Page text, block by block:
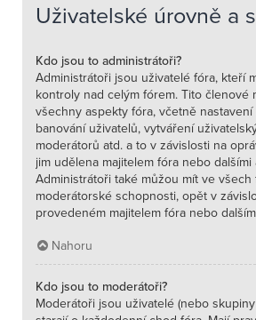
Uživatelské úrovně a
Kdo jsou to administrátoři?
Administrátoři jsou uživatelé fóra, kteří
kontroly nad celým fórem. Tito členové
všechny aspekty fóra, včetně
banování uživatelů, vytváření
moderátorů atd. a to v závislosti na
jim udělena majitelem fóra nebo dalšími
Administrátoři také můžou mít ve
moderátorské schopnosti, opět v
provedeném majitelem fóra nebo
Nahoru
Kdo jsou to moderátoři?
Moderátoři jsou uživatelé (nebo